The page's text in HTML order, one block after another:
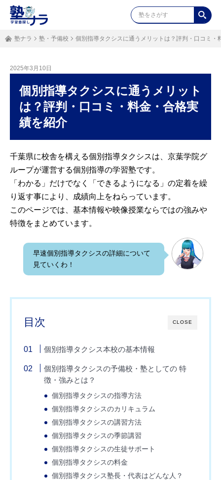
塾ナラ 塾・予備校 個別指導タクシスに通うメリットは？評判・口コミ・
2025年3月10日
個別指導タクシスに通うメリット
は？評判・口コミ・料金・合格実
績を紹介
千葉県に校舎を構える個別指導タクシスは、京葉学院グ
ループが運営する個別指導の学習塾です。
「わかる」だけでなく「できるようになる」の定着を繰
り返す事により、成績向上をねらっています。
このページでは、基本情報や映像授業ならではの強みや
特徴をまとめています。
早速個別指導タクシスの詳細について
見ていくわ！
CLOSE
目次
個別指導タクシス本校の基本情報
個別指導タクシスの予備校・塾としての 特
徴・強みとは？
個別指導タクシスの指導方法
個別指導タクシスのカリキュラム
個別指導タクシスの講習方法
個別指導タクシスの季節講習
個別指導タクシスの生徒サポート
個別指導タクシスの料金
個別指導タクシス塾長・代表はどんな人？